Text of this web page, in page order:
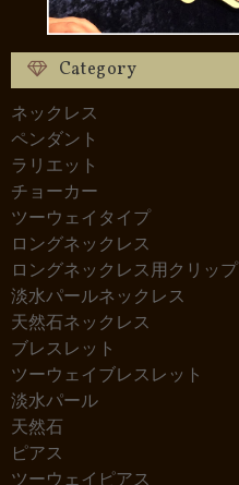
Category
ネックレス
ペンダント
ラリエット
チョーカー
ツーウェイタイプ
ロングネックレス
ロングネックレス用クリップ
淡水パールネックレス
天然石ネックレス
ブレスレット
ツーウェイブレスレット
淡水パール
天然石
ピアス
ツーウェイピアス